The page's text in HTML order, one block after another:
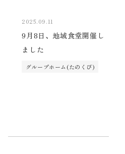
2025.09.11
9月8日、地域食堂開催し
ました
グループホーム(たのくび)